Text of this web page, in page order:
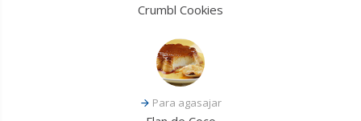
Crumbl Cookies
Para agasajar